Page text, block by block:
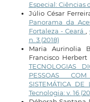
Especial: Ciências
Júlio César
Panorama da
Fortaleza - Ceará
n. 3 (2018)
Maria Aurinolia
Francisco
TECNOLOGIAS
PESSOAS
SISTEMÁTICA DE
Tecnologia: v. 16